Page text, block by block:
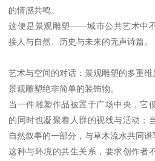
的情感共鸣。
这便是景观雕塑——城市公共艺术中
接人与自然、历史与未来的无声诗篇。
艺术与空间的对话：景观雕塑的多重维
景观雕塑绝非简单的装饰物。
当一件雕塑作品被置于广场中央，它
的同时也凝聚着人群的视线与活动；
自然叙事的一部分，与草木流水共同谱
这种与环境的共生关系，要求创作者